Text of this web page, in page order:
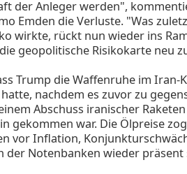
der Anleger werden",
Emden die Verluste. "Was
wirkte, rückt nun wieder ins
geopolitische Risikokarte neu
Trump die Waffenruhe im Iran-
nachdem es zuvor zu
Abschuss iranischer
gekommen war. Die Ölpreise
vor Inflation,
der Notenbanken wieder präsent